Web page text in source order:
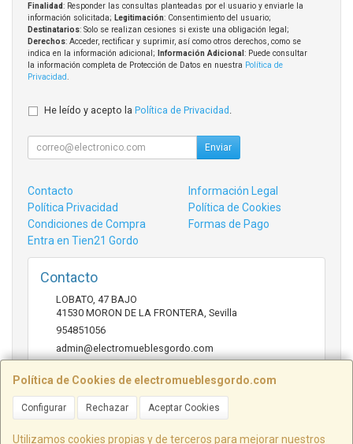
Política de Cookies de electromueblesgordo.com
Configurar Rechazar Aceptar Cookies
Utilizamos cookies propias y de terceros para mejorar nuestros
Finalidad: Responder las consultas planteadas por el usuario y enviarle la
información solicitada; Legitimación: Consentimiento del usuario;
Destinatarios: Solo se realizan cesiones si existe una obligación legal;
Derechos: Acceder, rectificar y suprimir, así como otros derechos, como se
indica en la información adicional;
Información Adicional : Puede consultar
la información completa de Protección de Datos en nuestra Política de
Privacidad
He leído y acepto la Política de Privacidad
Enviar
Contacto
Información Legal
Política Privacidad
Política de Cookies
Condiciones de Compra
Formas de Pago
Entra en Tien21 Gordo
Contacto
LOBATO, 47 BAJO
41530 MORON DE LA FRONTERA Sevilla
954851056
admin@electromueblesgordo.com
Horario
cerrado.